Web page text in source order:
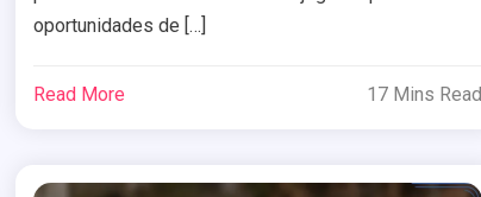
oportunidades de […]
Read More 17 Mins Read